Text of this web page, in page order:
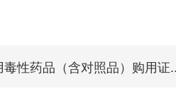
毒性药品（含对照品）购用证